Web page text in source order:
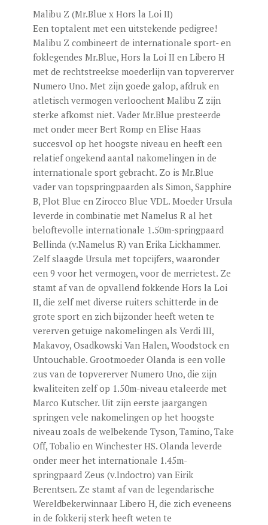
Malibu Z (Mr.Blue x Hors la Loi II)
Een toptalent met een uitstekende pedigree!
Malibu Z combineert de internationale sport- en
foklegendes Mr.Blue, Hors la Loi II en Libero H
met de rechtstreekse moederlijn van topvererver
Numero Uno. Met zijn goede galop, afdruk en
atletisch vermogen verloochent Malibu Z zijn
sterke afkomst niet. Vader Mr.Blue presteerde
met onder meer Bert Romp en Elise Haas
succesvol op het hoogste niveau en heeft een
relatief ongekend aantal nakomelingen in de
internationale sport gebracht. Zo is Mr.Blue
vader van topspringpaarden als Simon, Sapphire
B, Plot Blue en Zirocco Blue VDL. Moeder Ursula
leverde in combinatie met Namelus R al het
beloftevolle internationale 1.50m-springpaard
Bellinda (v.Namelus R) van Erika Lickhammer.
Zelf slaagde Ursula met topcijfers, waaronder
een 9 voor het vermogen, voor de merrietest. Ze
stamt af van de opvallend fokkende Hors la Loi
II, die zelf met diverse ruiters schitterde in de
grote sport en zich bijzonder heeft weten te
vererven getuige nakomelingen als Verdi III,
Makavoy, Osadkowski Van Halen, Woodstock en
Untouchable. Grootmoeder Olanda is een volle
zus van de topvererver Numero Uno, die zijn
kwaliteiten zelf op 1.50m-niveau etaleerde met
Marco Kutscher. Uit zijn eerste jaargangen
springen vele nakomelingen op het hoogste
niveau zoals de welbekende Tyson, Tamino, Take
Off, Tobalio en Winchester HS. Olanda leverde
onder meer het internationale 1.45m-
springpaard Zeus (v.Indoctro) van Eirik
Berentsen. Ze stamt af van de legendarische
Wereldbekerwinnaar Libero H, die zich eveneens
in de fokkerij sterk heeft weten te